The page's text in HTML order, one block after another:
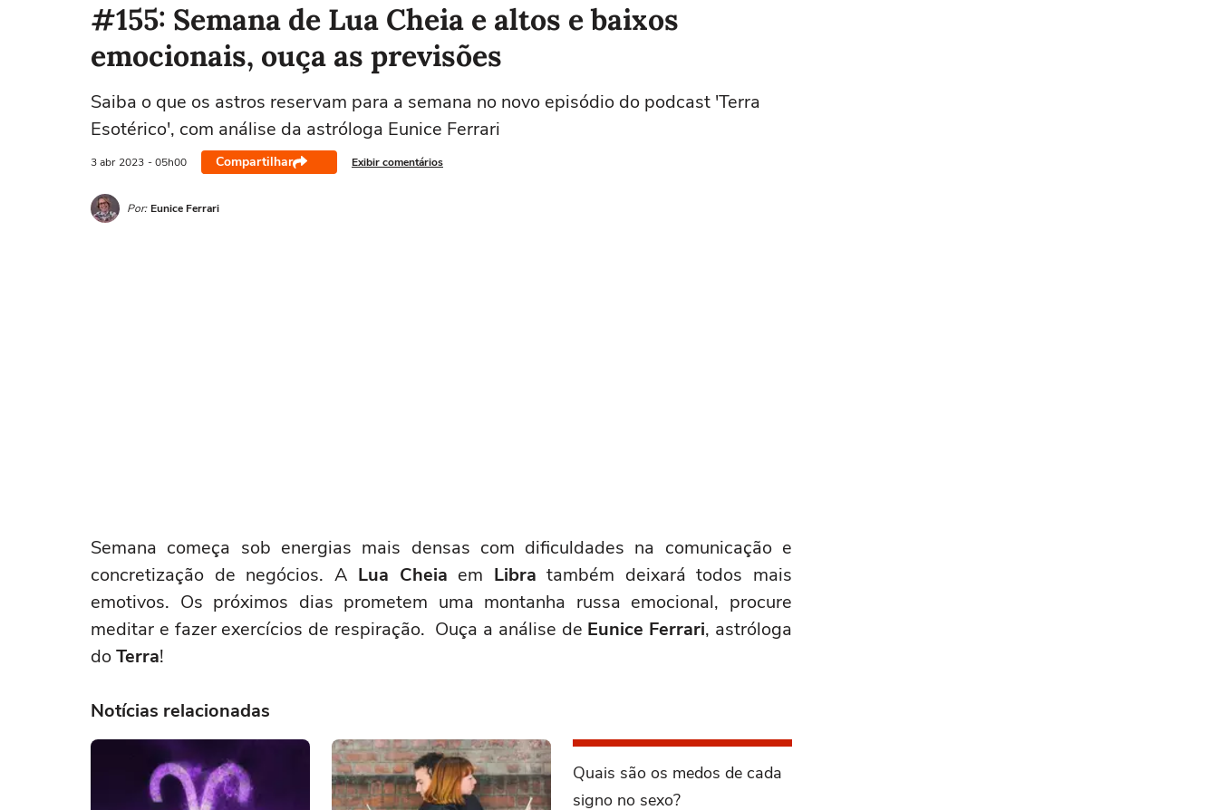
#155: Semana de Lua Cheia e altos e baixos
emocionais, ouça as previsões
Saiba o que os astros reservam para a semana no novo episódio do podcast 'Terra
Esotérico', com análise da astróloga Eunice Ferrari
3 abr 2023 - 05h00 Compartilhar Exibir comentários
Por: Eunice Ferrari
Semana começa sob energias mais densas com dificuldades na comunicação e
concretização de negócios. A Lua Cheia em Libratambém deixará todos mais
emotivos. Os próximos dias prometem uma montanha russa emocional, procure
meditar e fazer exercícios de respiração. Ouça a análise de Eunice Ferrari, astróloga
doTerra!
Notícias relacionadas
Quais são os medos de cada
signo no sexo?